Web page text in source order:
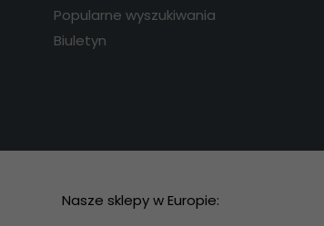
Popularne wyszukiwania
Biuletyn
Nasze sklepy w Europie: